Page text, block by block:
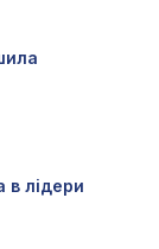
в лідери